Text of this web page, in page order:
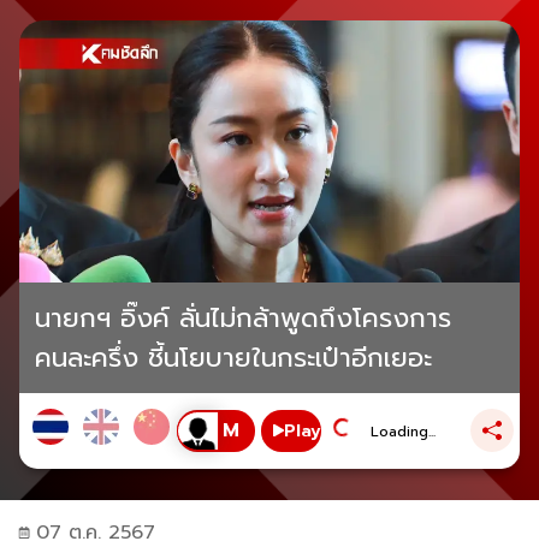
นายกฯ อิ๊งค์ ลั่นไม่กล้าพูดถึงโครงการ
คนละครึ่ง ชี้นโยบายในกระเป๋าอีกเยอะ
Play Loading...
07 ต.ค. 2567